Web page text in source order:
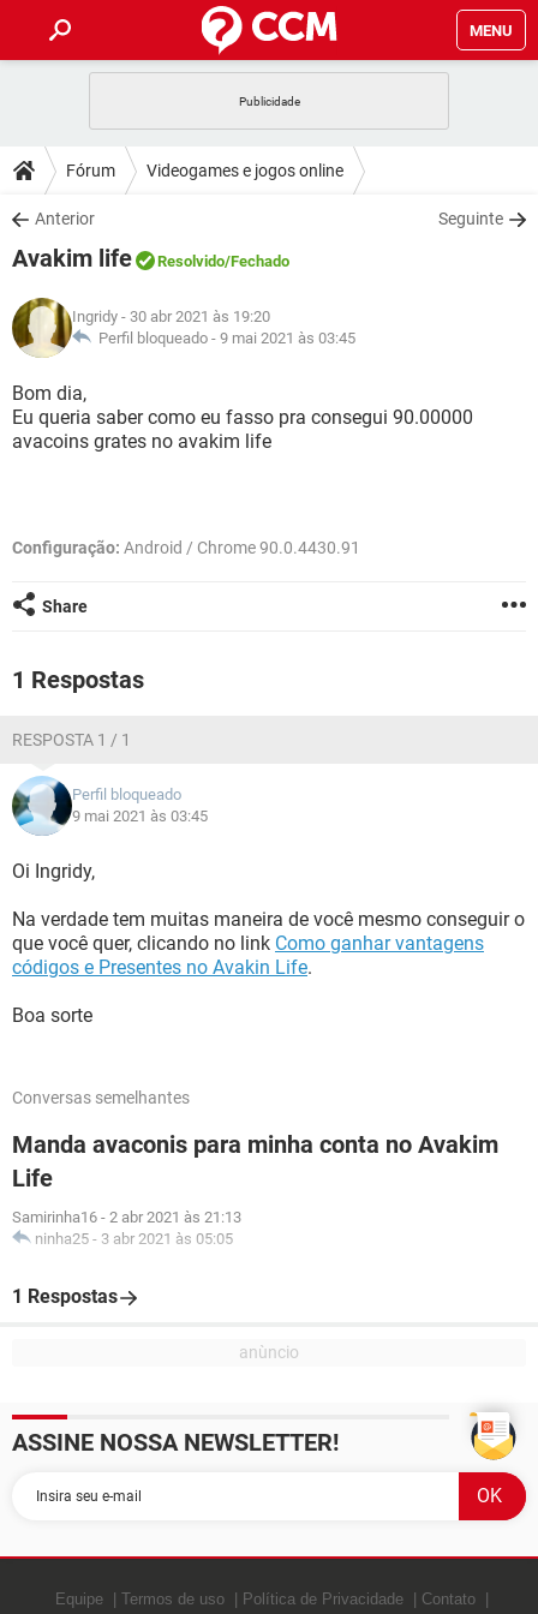
MENU
CELULAR FACEBOOK
OUTLOOK
INSTAGRAM GMAIL
GUIA DE COMPRAS
DICAS
JOGOS WHATSAPP
INSTAGRAM
GUIA DE COMPRAS
DOWNLOADS
JOGOS WHATSAPP
CELULAR
OUTLOOK EXCEL
INSTAGRAM
GUIA DE COMPRAS
JOGOS
CELULAR
OUTLOOK
INSTAGRAM
GLOSSÁRIO
JOGOS
CELULAR FACEBOOK
GUIA DE COMPRAS
Fórum Videogames e jogos online
Anterior Seguinte
Avakim life Resolvido/Fechado
Ingridy - 30 abr 2021 às 19:20
Perfil bloqueado - 9 mai 2021 às 03:45
Bom dia,
Eu queria saber como eu fasso pra consegui 90.00000
avacoins grates no avakim life
Configuração: Android / Chrome 90.0.4430.91
Share
1 Respostas
RESPOSTA 1 / 1
Perfil bloqueado
9 mai 2021 às 03:45
Oi Ingridy,
Na verdade tem muitas maneira de você mesmo conseguir o
que você quer, clicando no link Como ganhar vantagens
códigos e Presentes no Avakin Life.
Boa sorte
Conversas semelhantes
Manda avaconis para minha conta no Avakim
Life
Samirinha16 - 2 abr 2021 às 21:13
ninha25 - 3 abr 2021 às 05:05
1 Respostas
ASSINE NOSSA NEWSLETTER!
Equipe Termos de uso Política de Privacidade Contato